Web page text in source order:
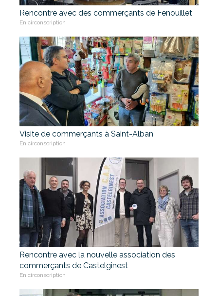
Rencontre avec des commerçants de Fenouillet
En circonscription
Visite de commerçants à Saint-Alban
En circonscription
Rencontre avec la nouvelle association des
commerçants de Castelginest
En circonscription